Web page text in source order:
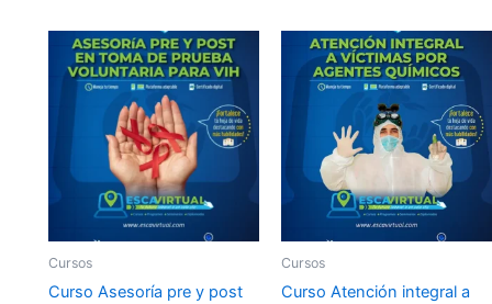
Cursos
Curso Asesoría pre y post
Cursos
Curso Atención integral a